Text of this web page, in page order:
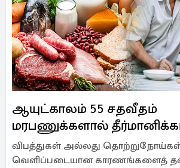
ஆயுட்காலம் 55 சதவீதம்
மரபணுக்களால்
விபத்துகள் அல்லது
வெளிப்படையான காரணங்களைத்